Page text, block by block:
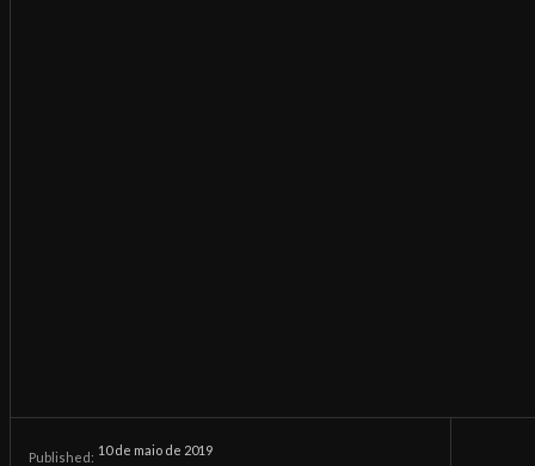
Published: 10 de maio de 2019